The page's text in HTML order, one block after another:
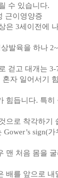
수 있습니다.
근이영양증
은 3세이전에
발육을 하나
걷고 대개는
혼자 일어서기
힘듭니다. 특
으로 착각하기
Gower’s sign(
맨 처음 몸을
배를 앞으로